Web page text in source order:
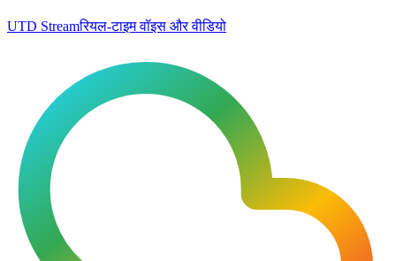
UTD Streamरियल-टाइम वॉइस और वीडियो